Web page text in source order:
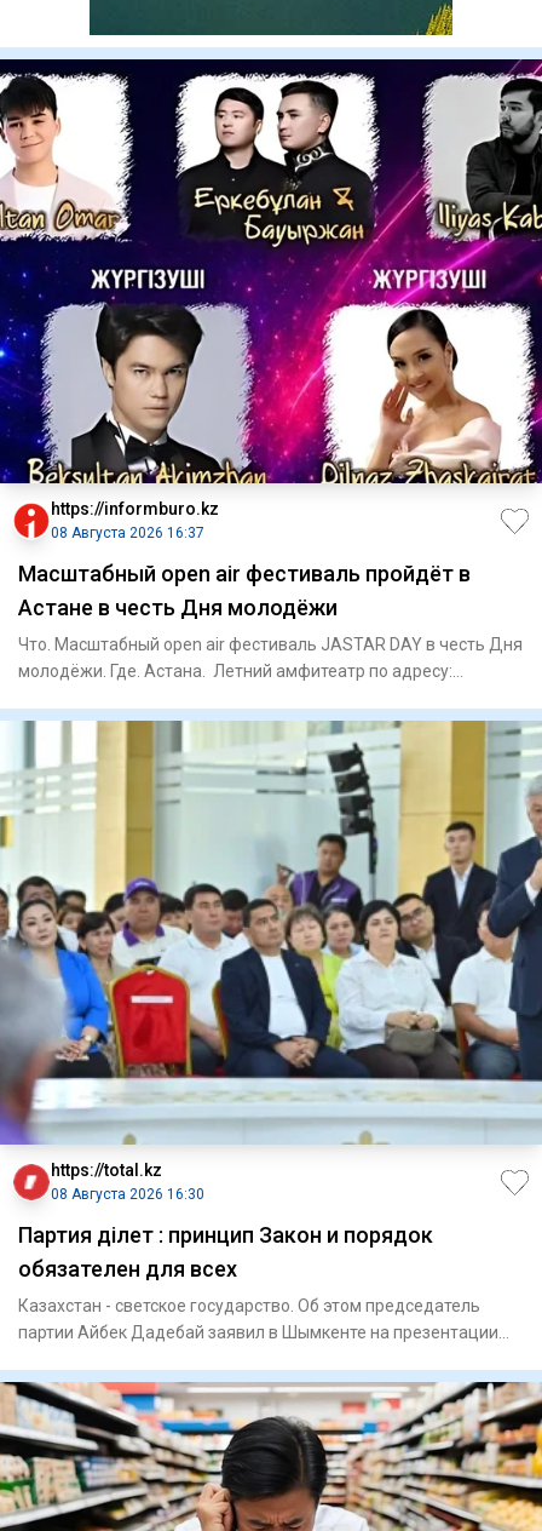
https://informburo.kz
08 Августа 2026 16:37
Масштабный open air фестиваль пройдёт в
Астане в честь Дня молодёжи
Что. Масштабный open air фестиваль JASTAR DAY в честь Дня
молодёжи. Где. Астана. Летний амфитеатр по адресу:
https://total.kz
08 Августа 2026 16:30
Партия Әділет : принцип Закон и порядок
обязателен для всех
Казахстан - светское государство. Об этом председатель
партии Айбек Дадебай заявил в Шымкенте на презентации